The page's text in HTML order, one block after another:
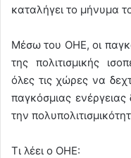
καταλήγει το μήνυμα
Μέσω του ΟΗΕ, οι
της πολιτισμικής
όλες τις χώρες να
παγκόσμιας
την
Τι λέει ο ΟΗΕ: